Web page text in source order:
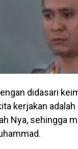
didasari
kerjakan
Nya, sehingga